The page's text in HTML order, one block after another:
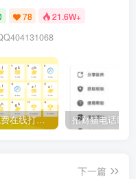
78 21.6W+
打字鸭-免费在线打字练习平台
下一篇